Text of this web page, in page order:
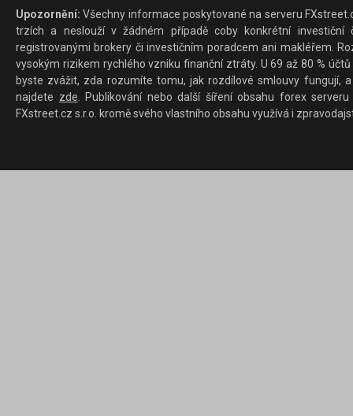
Upozornění: Všechny informace poskytované na serveru
trzích a neslouží v žádném případě coby konkrétní investiční
registrovanými brokery či investičním poradcem ani makléřem.
vysokým rizikem rychlého vzniku finanční ztráty. U 69 až 80 %
byste zvážit, zda rozumíte tomu, jak rozdílové smlouvy fungují,
najdete zde. Publikování nebo další šíření obsahu forex
FXstreet.cz s.r.o. kromě svého vlastního obsahu využívá i